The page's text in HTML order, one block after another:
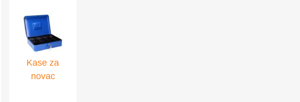
Kase za
novac